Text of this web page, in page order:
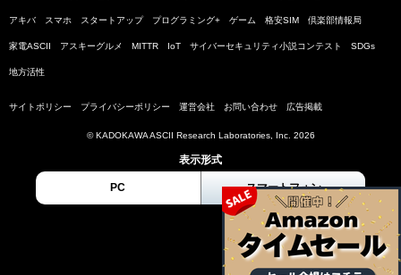
アキバ スマホ スタートアップ プログラミング+ ゲーム 格安SIM 倶楽部情報局
家電ASCII アスキーグルメ MITTR IoT サイバーセキュリティ小説コンテスト SDGs
地方活性
サイトポリシー プライバシーポリシー 運営会社 お問い合わせ 広告掲載
© KADOKAWA ASCII Research Laboratories, Inc. 2026
表示形式
PC スマートフォン